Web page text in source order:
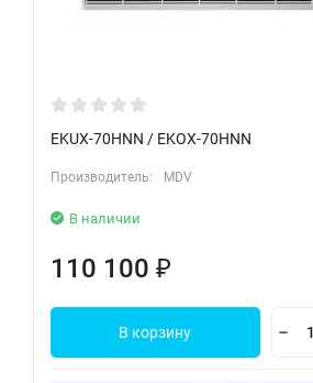
EKUX-70HNN / EKOX-70HNN
Производитель: MDV
В наличии
110 100 ₽
В корзину